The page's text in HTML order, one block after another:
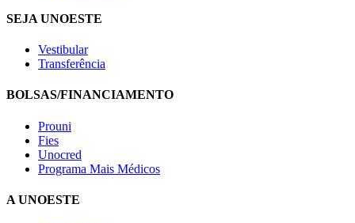
SEJA UNOESTE
Vestibular
Transferência
BOLSAS/FINANCIAMENTO
Prouni
Fies
Unocred
Programa Mais Médicos
A UNOESTE